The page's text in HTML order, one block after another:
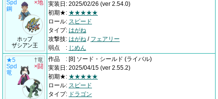
Spd
鋼
ホップ
ザシアン王
×地
実装日 : 2025/02/26 (ver 2.54.0)
初期★: ★★★★★
ロール: スピード
タイプ: はがね
攻撃技: はがね / フェアリー
弱点
: じめん
★5
Spd
竜
†竜
×闘
作品 : [8] ソード・シールド (ライバル)
実装日 : 2025/04/15 (ver 2.55.2)
初期★: ★★★★★
ロール: スピード
タイプ: ドラゴン